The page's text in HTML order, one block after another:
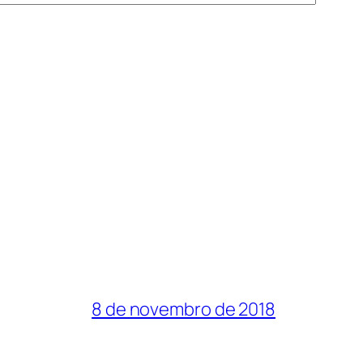
8 de novembro de 2018